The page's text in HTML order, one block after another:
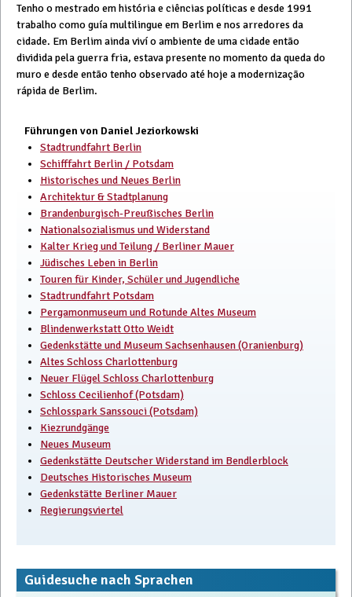
Tenho o mestrado em história e ciências políticas e desde 1991
trabalho como guía multilingue em Berlim e nos arredores da
cidade. Em Berlim ainda viví o ambiente de uma cidade então
dividida pela guerra fria, estava presente no momento da queda do
muro e desde então tenho observado até hoje a modernização
rápida de Berlim.
Führungen von Daniel Jeziorkowski
Stadtrundfahrt Berlin
Schifffahrt Berlin / Potsdam
Historisches und Neues Berlin
Architektur & Stadtplanung
Brandenburgisch-Preußisches Berlin
Nationalsozialismus und Widerstand
Kalter Krieg und Teilung / Berliner Mauer
Jüdisches Leben in Berlin
Touren für Kinder, Schüler und Jugendliche
Stadtrundfahrt Potsdam
Pergamonmuseum und Rotunde Altes Museum
Blindenwerkstatt Otto Weidt
Gedenkstätte und Museum Sachsenhausen (Oranienburg)
Altes Schloss Charlottenburg
Neuer Flügel Schloss Charlottenburg
Schloss Cecilienhof (Potsdam)
Schlosspark Sanssouci (Potsdam)
Kiezrundgänge
Neues Museum
Gedenkstätte Deutscher Widerstand im Bendlerblock
Deutsches Historisches Museum
Gedenkstätte Berliner Mauer
Regierungsviertel
Guidesuche nach Sprachen